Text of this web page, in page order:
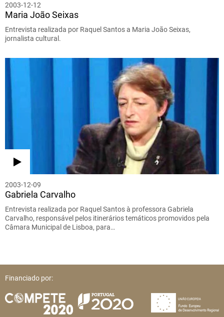
2003-12-12
Maria João Seixas
Entrevista realizada por Raquel Santos a Maria João Seixas,
jornalista cultural.
2003-12-09
Gabriela Carvalho
Entrevista realizada por Raquel Santos à professora Gabriela
Carvalho, responsável pelos itinerários temáticos promovidos pela
Câmara Municipal de Lisboa, para…
Financiado por: